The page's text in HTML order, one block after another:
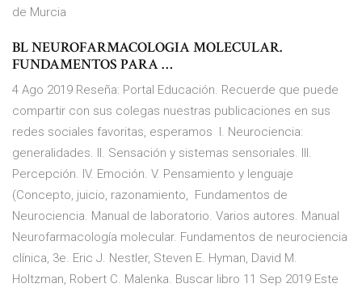
de Murcia
BL NEUROFARMACOLOGIA MOLECULAR.
FUNDAMENTOS PARA …
4 Ago 2019 Reseña: Portal Educación. Recuerde que puede
compartir con sus colegas nuestras publicaciones en sus
redes sociales favoritas, esperamos I. Neurociencia:
generalidades. II. Sensación y sistemas sensoriales. III.
Percepción. IV. Emoción. V. Pensamiento y lenguaje
(Concepto, juicio, razonamiento, Fundamentos de
Neurociencia. Manual de laboratorio. Varios autores. Manual
Neurofarmacología molecular. Fundamentos de neurociencia
clínica, 3e. Eric J. Nestler, Steven E. Hyman, David M.
Holtzman, Robert C. Malenka. Buscar libro 11 Sep 2019 Este